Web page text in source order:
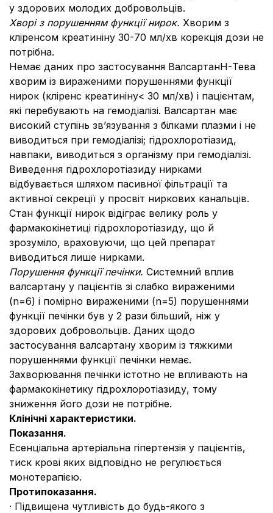
у здорових молодих добровольців.
Хворі з порушенням функції нирок. Хворим з
кліренсом креатиніну 30-70 мл/хв корекція дози не
потрібна.
Немає даних про застосування ВалсартанH-Тева
хворим із вираженими порушеннями функції
нирок (кліренс креатиніну< 30 мл/хв) і пацієнтам,
які перебувають на гемодіалізі. Валсартан має
високий ступінь зв’язування з білками плазми і не
виводиться при гемодіалізі; гідрохлоротіазид,
навпаки, виводиться з організму при гемодіалізі.
Виведення гідрохлоротіазиду нирками
відбувається шляхом пасивної фільтрації та
активної секреції у просвіт ниркових канальців.
Стан функції нирок відіграє велику роль у
фармакокінетиці гідрохлоротіазиду, що й
зрозуміло, враховуючи, що цей препарат
виводиться лише нирками.
Порушення функції печінки. Системний вплив
валсартану у пацієнтів зі слабко вираженими
(n=6) і помірно вираженими (n=5) порушеннями
функції печінки був у 2 рази більший, ніж у
здорових добровольців. Даних щодо
застосування валсартану хворим із тяжкими
порушеннями функції печінки немає.
Захворювання печінки істотно не впливають на
фармакокінетику гідрохлоротіазиду, тому
зниження його дози не потрібне.
Клінічні характеристики.
Показання.
Есенціальна артеріальна гіпертензія у пацієнтів,
тиск крові яких відповідно не регулюється
монотерапією.
Протипоказання.
· Підвищена чутливість до будь-якого з